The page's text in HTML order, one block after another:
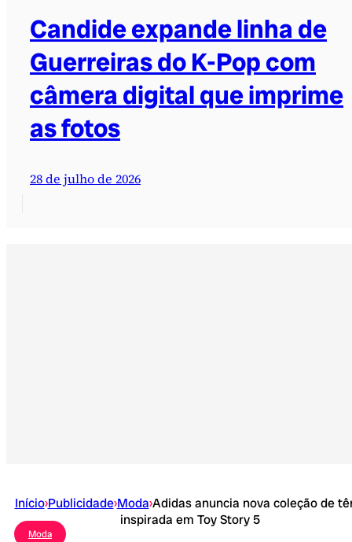
Candide expande linha de
Guerreiras do K-Pop com
câmera digital que imprime
as fotos
28 de julho de 2026
Início›Publicidade›Moda›Adidas anuncia nova coleção de
inspirada em Toy Story 5
Moda